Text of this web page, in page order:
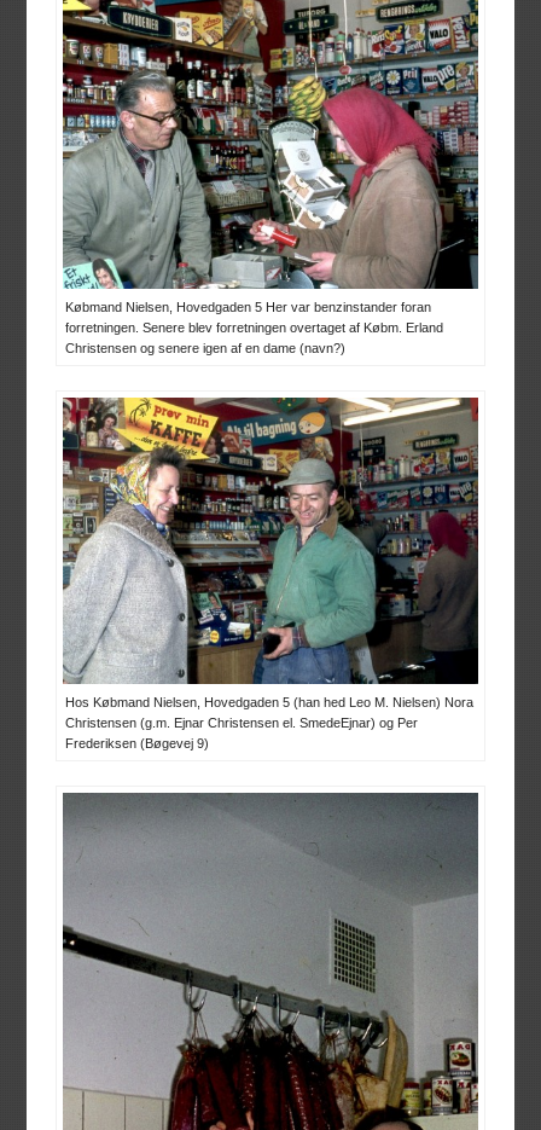
Købmand Nielsen, Hovedgaden 5 Her var benzinstander foran
forretningen. Senere blev forretningen overtaget af Købm. Erland
Christensen og senere igen af en dame (navn?)
Hos Købmand Nielsen, Hovedgaden 5 (han hed Leo M. Nielsen) Nora
Christensen (g.m. Ejnar Christensen el. SmedeEjnar) og Per
Frederiksen (Bøgevej 9)